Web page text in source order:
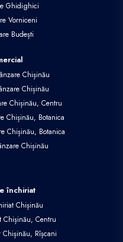
Ghidighici
Vorniceni
Budești
Chișinău
Chișinău
Chișinău, Centru
Chișinău, Botanica
Chișinău, Botanica
Chișinău
închiriat
Chișinău
Chișinău, Centru
Rîșcani